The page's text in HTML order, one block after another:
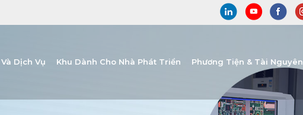
Dịch Vụ Khu Dành Cho Nhà Phát Triển Phương Tiện & Tài Nguyên